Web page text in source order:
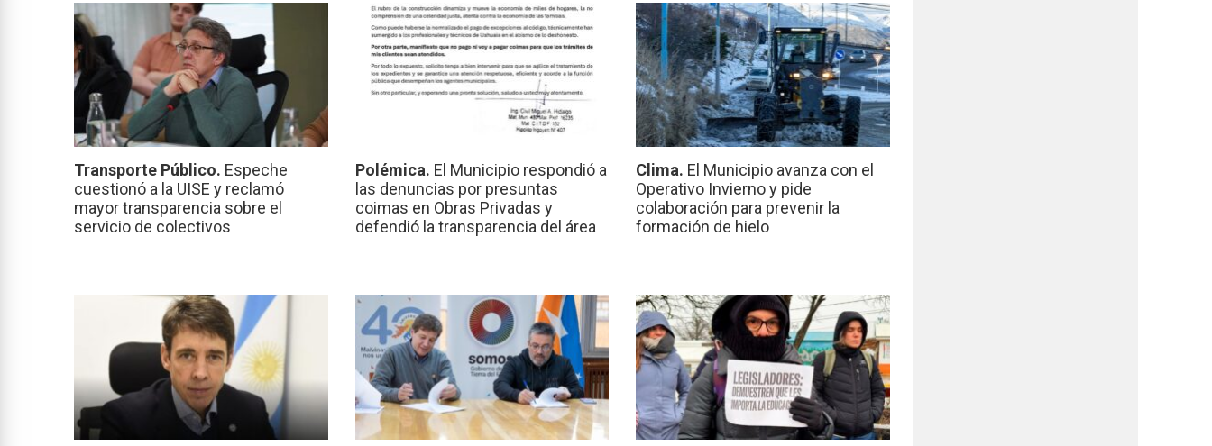
Transporte Público. Espeche
cuestionó a la UISE y reclamó
mayor transparencia sobre el
servicio de colectivos
Polémica. El Municipio respondió a
las denuncias por presuntas
coimas en Obras Privadas y
defendió la transparencia del área
Clima. El Municipio avanza con el
Operativo Invierno y pide
colaboración para prevenir la
formación de hielo